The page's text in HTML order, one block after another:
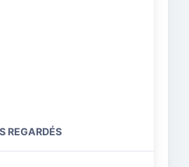
REGARDÉS